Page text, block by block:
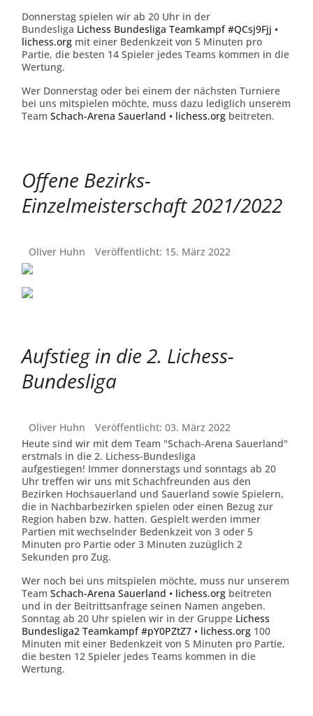
Donnerstag spielen wir ab 20 Uhr in der
Bundesliga Lichess Bundesliga Teamkampf #QCsj9Fjj •
lichess.org mit einer Bedenkzeit von 5 Minuten pro
Partie, die besten 14 Spieler jedes Teams kommen in die
Wertung.
Wer Donnerstag oder bei einem der nächsten Turniere
bei uns mitspielen möchte, muss dazu lediglich unserem
TeamSchach-Arena Sauerland • lichess.org beitreten.
Offene Bezirks-
Einzelmeisterschaft 2021/2022
Oliver Huhn Veröffentlicht: 15. März 2022
Aufstieg in die 2. Lichess-
Bundesliga
Oliver Huhn
Veröffentlicht: 03. März 2022
Heute sind wir mit dem Team "Schach-Arena Sauerland"
erstmals in die 2. Lichess-Bundesliga
aufgestiegen! Immer donnerstags und sonntags ab 20
Uhr treffen wir uns mit Schachfreunden aus den
Bezirken Hochsauerland und Sauerland sowie Spielern,
die in Nachbarbezirken spielen oder einen Bezug zur
Region haben bzw. hatten. Gespielt werden immer
Partien mit wechselnder Bedenkzeit von 3 oder 5
Minuten pro Partie oder 3 Minuten zuzüglich 2
Sekunden pro Zug.
Wer noch bei uns mitspielen möchte, muss nur unserem
TeamSchach-Arena Sauerland • lichess.org beitreten
und in der Beitrittsanfrage seinen Namen angeben.
Sonntag ab 20 Uhr spielen wir in der Gruppe Lichess
Bundesliga2 Teamkampf #pY0PZtZ7 • lichess.org 100
Minuten mit einer Bedenkzeit von 5 Minuten pro Partie,
die besten 12 Spieler jedes Teams kommen in die
Wertung.